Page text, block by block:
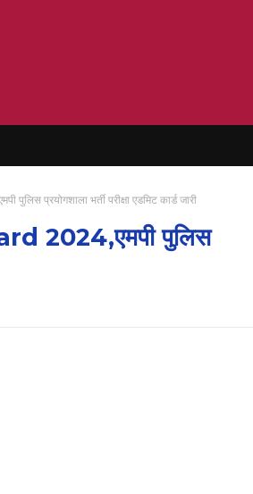
प्रयोगशाला भर्ती परीक्षा एडमिट कार्ड जारी
2024,एमपी पुलिस